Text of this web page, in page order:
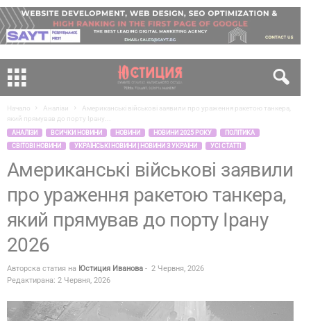
Начало Аналізи
Американські військові заявили про ураження ракетою танкера,
який прямував до порту Ірану...
АНАЛІЗИ ВСИЧКИ НОВИНИ НОВИНИ НОВИНИ 2025 РОКУ
ПОЛІТИКА
СВІТОВІ НОВИНИ
УКРАЇНСЬКІ НОВИНИ | НОВИНИ З УКРАЇНИ УСІ СТАТТІ
Американські військові заявили
про ураження ракетою танкера,
який прямував до порту Ірану
2026
Авторска статия на Юстиция Иванова - 2 Червня, 2026
Редактирана: 2 Червня, 2026